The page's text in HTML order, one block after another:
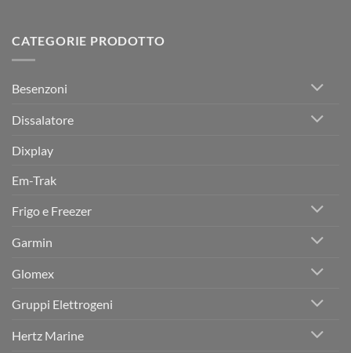
Vetroresina
Marino
Trapani
–
Serse
Assistenza
Sleipner
e
il
di
Manovra
CATEGORIE PRODOTTO
Besenzoni
Dissalatore
Dixplay
Em-Trak
Frigo e Freezer
Garmin
Glomex
Gruppi Elettrogeni
Hertz Marine